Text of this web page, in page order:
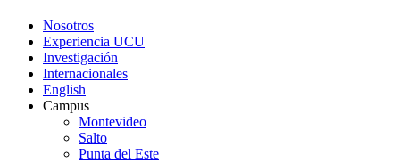
Nosotros
Experiencia UCU
Investigación
Internacionales
English
Campus
Montevideo
Salto
Punta del Este